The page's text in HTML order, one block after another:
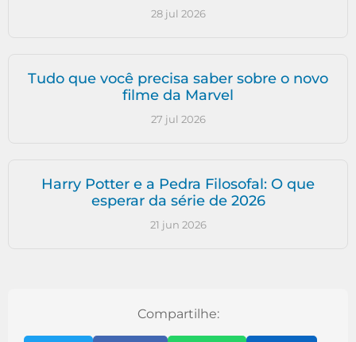
28 jul 2026
Tudo que você precisa saber sobre o novo
filme da Marvel
27 jul 2026
Harry Potter e a Pedra Filosofal: O que
esperar da série de 2026
21 jun 2026
Compartilhe: